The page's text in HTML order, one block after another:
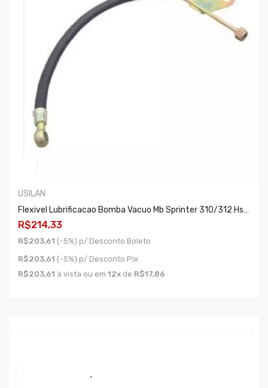
USILAN
Flexivel Lubrificacao Bomba Vacuo Mb Sprinter 310/312 Hsd 2.5
R$214,33
R$203,61 (-5%) p/ Desconto Boleto
R$203,61 (-5%) p/ Desconto Pix
R$203,61 à vista ou em 12x de R$17,86